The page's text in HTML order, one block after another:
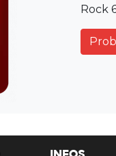
Rock